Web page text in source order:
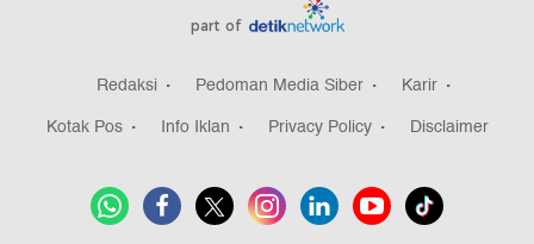
part of
Redaksi Pedoman Media Siber
Karir
Kotak Pos
Info Iklan Privacy Policy Disclaimer